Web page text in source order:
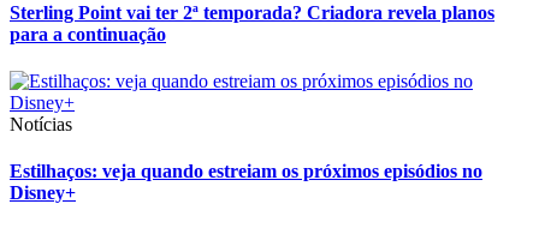
Sterling Point vai ter 2ª temporada? Criadora revela planos
para a continuação
Notícias
Estilhaços: veja quando estreiam os próximos episódios no
Disney+